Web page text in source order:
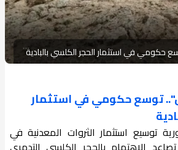
حكومي في استثمار الحجر الكلسي بالبادية
توسع حكومي في استثمار
توسيع استثمار الثروات المعدنية في